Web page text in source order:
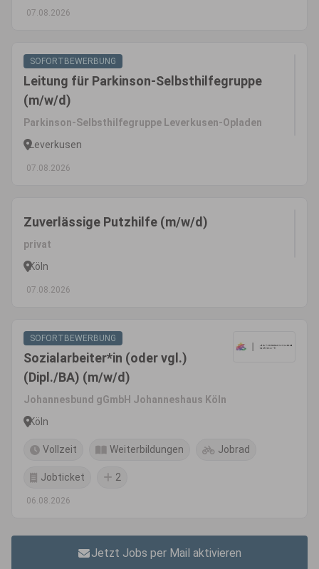
07.08.2026
SOFORTBEWERBUNG
Leitung für Parkinson-Selbsthilfegruppe
(m/w/d)
Parkinson-Selbsthilfegruppe Leverkusen-Opladen
Leverkusen
07.08.2026
Zuverlässige Putzhilfe (m/w/d)
privat
Köln
07.08.2026
SOFORTBEWERBUNG
Sozialarbeiter*in (oder vgl.)
(Dipl./BA) (m/w/d)
Johannesbund gGmbH Johanneshaus Köln
Köln
Vollzeit Weiterbildungen Jobrad
Jobticket 2
06.08.2026
Jetzt Jobs per Mail aktivieren